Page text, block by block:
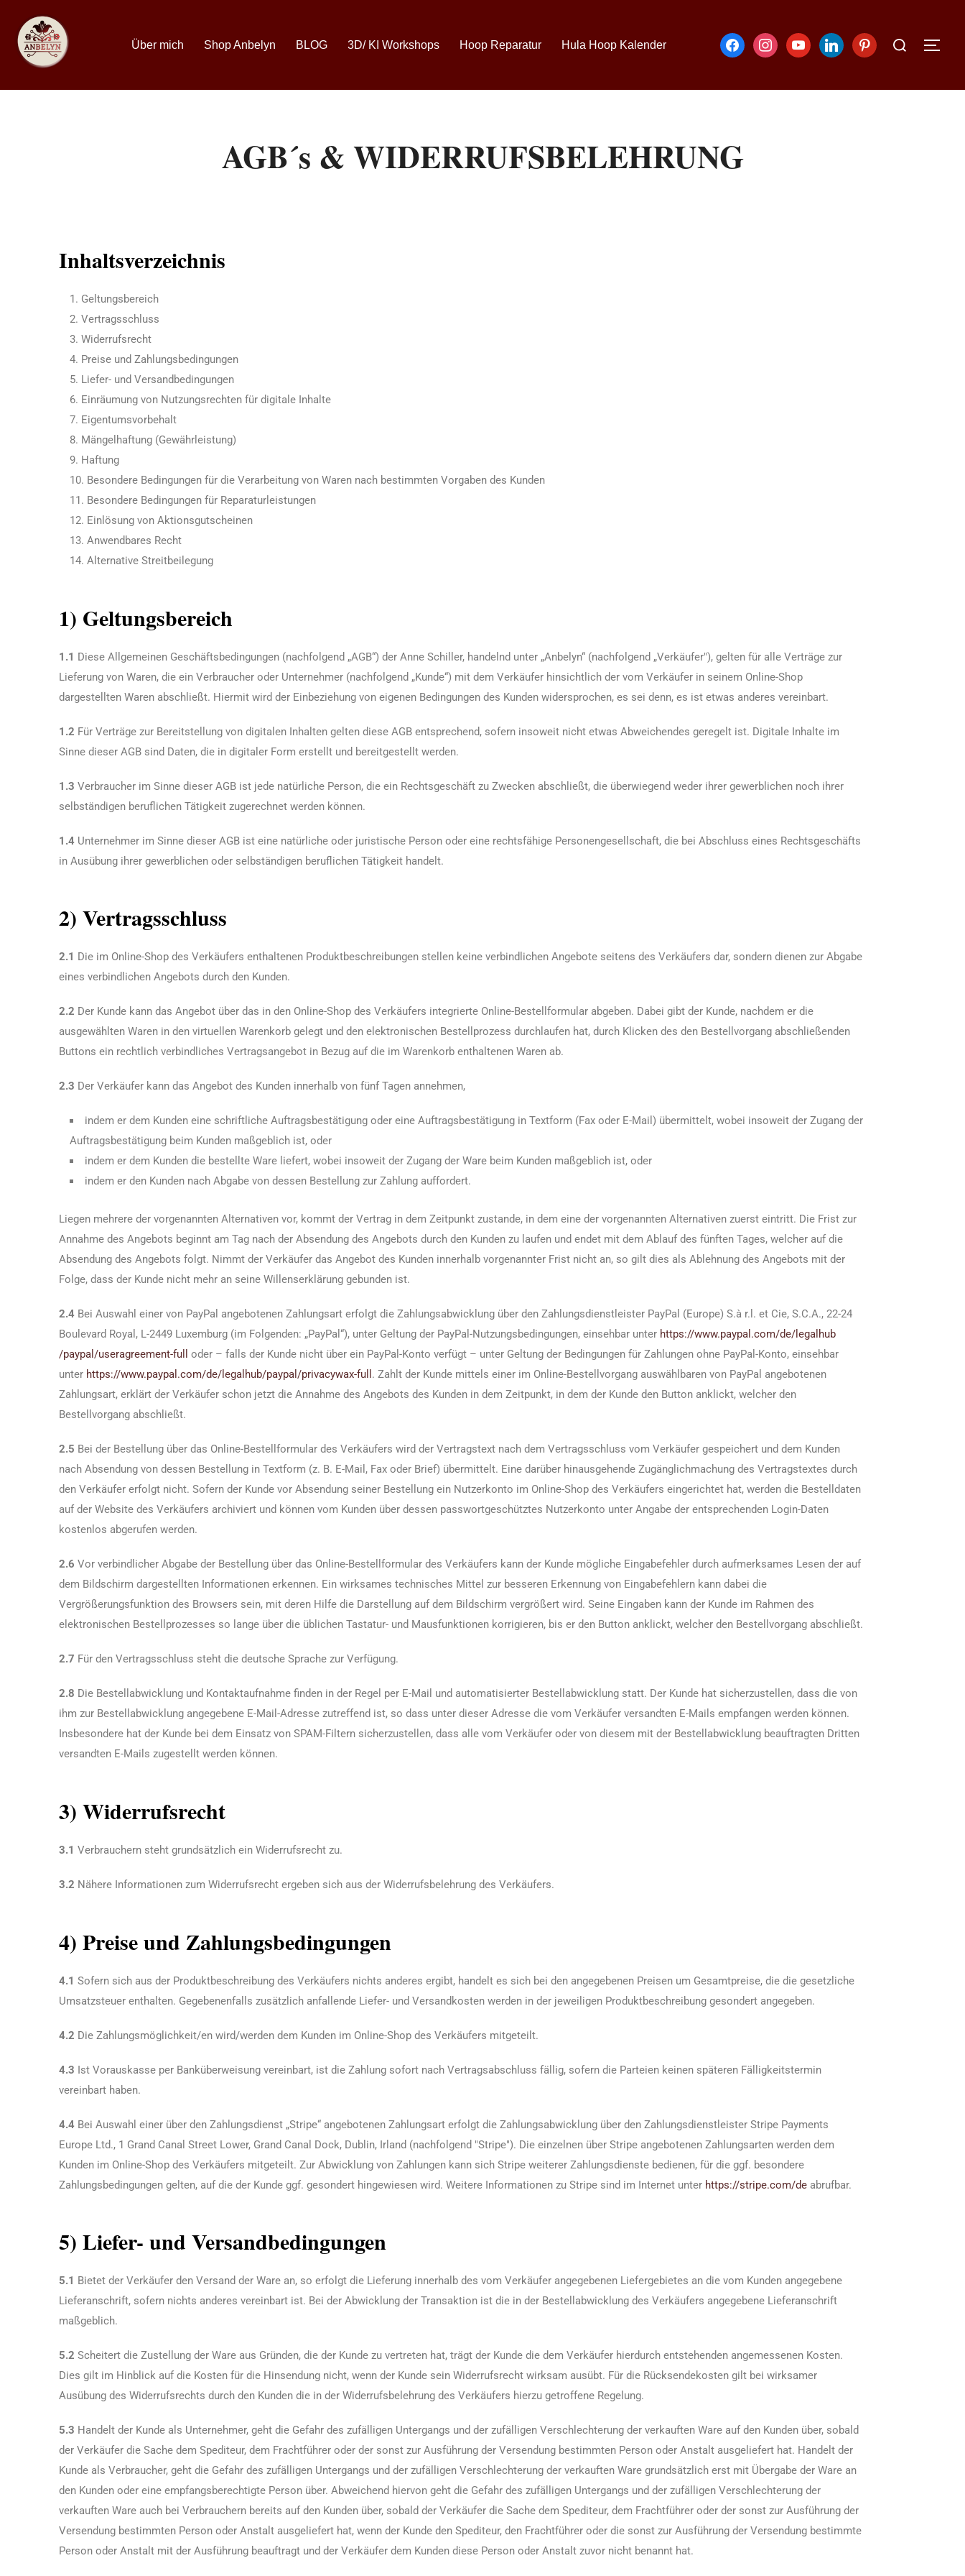
Über mich Shop Anbelyn BLOG 3D/ KI Workshops Hoop Reparatur Hula Hoop Kalender
AGB´s & WIDERRUFSBELEHRUNG
Inhaltsverzeichnis
Geltungsbereich
Vertragsschluss
Widerrufsrecht
Preise und Zahlungsbedingungen
Liefer- und Versandbedingungen
Einräumung von Nutzungsrechten für digitale Inhalte
Eigentumsvorbehalt
Mängelhaftung (Gewährleistung)
Haftung
Besondere Bedingungen für die Verarbeitung von Waren nach bestimmten Vorgaben des Kunden
Besondere Bedingungen für Reparaturleistungen
Einlösung von Aktionsgutscheinen
Anwendbares Recht
Alternative Streitbeilegung
1) Geltungsbereich
1.1 Diese Allgemeinen Geschäftsbedingungen (nachfolgend „AGB“) der Anne Schiller, handelnd unter „Anbelyn“ (nachfolgend „Verkäufer"), gelten für alle Verträge zur
Lieferung von Waren, die ein Verbraucher oder Unternehmer (nachfolgend „Kunde“) mit dem Verkäufer hinsichtlich der vom Verkäufer in seinem Online-Shop
dargestellten Waren abschließt. Hiermit wird der Einbeziehung von eigenen Bedingungen des Kunden widersprochen, es sei denn, es ist etwas anderes vereinbart.
1.2 Für Verträge zur Bereitstellung von digitalen Inhalten gelten diese AGB entsprechend, sofern insoweit nicht etwas Abweichendes geregelt ist. Digitale Inhalte im
Sinne dieser AGB sind Daten, die in digitaler Form erstellt und bereitgestellt werden.
1.3 Verbraucher im Sinne dieser AGB ist jede natürliche Person, die ein Rechtsgeschäft zu Zwecken abschließt, die überwiegend weder ihrer gewerblichen noch ihrer
selbständigen beruflichen Tätigkeit zugerechnet werden können.
1.4 Unternehmer im Sinne dieser AGB ist eine natürliche oder juristische Person oder eine rechtsfähige Personengesellschaft, die bei Abschluss eines Rechtsgeschäfts
in Ausübung ihrer gewerblichen oder selbständigen beruflichen Tätigkeit handelt.
2) Vertragsschluss
2.1 Die im Online-Shop des Verkäufers enthaltenen Produktbeschreibungen stellen keine verbindlichen Angebote seitens des Verkäufers dar, sondern dienen zur Abgabe
eines verbindlichen Angebots durch den Kunden.
2.2 Der Kunde kann das Angebot über das in den Online-Shop des Verkäufers integrierte Online-Bestellformular abgeben. Dabei gibt der Kunde, nachdem er die
ausgewählten Waren in den virtuellen Warenkorb gelegt und den elektronischen Bestellprozess durchlaufen hat, durch Klicken des den Bestellvorgang abschließenden
Buttons ein rechtlich verbindliches Vertragsangebot in Bezug auf die im Warenkorb enthaltenen Waren ab.
2.3 Der Verkäufer kann das Angebot des Kunden innerhalb von fünf Tagen annehmen,
indem er dem Kunden eine schriftliche Auftragsbestätigung oder eine Auftragsbestätigung in Textform (Fax oder E-Mail) übermittelt, wobei insoweit der Zugang der
Auftragsbestätigung beim Kunden maßgeblich ist, oder
indem er dem Kunden die bestellte Ware liefert, wobei insoweit der Zugang der Ware beim Kunden maßgeblich ist, oder
indem er den Kunden nach Abgabe von dessen Bestellung zur Zahlung auffordert.
Liegen mehrere der vorgenannten Alternativen vor, kommt der Vertrag in dem Zeitpunkt zustande, in dem eine der vorgenannten Alternativen zuerst eintritt. Die Frist zur
Annahme des Angebots beginnt am Tag nach der Absendung des Angebots durch den Kunden zu laufen und endet mit dem Ablauf des fünften Tages, welcher auf die
Absendung des Angebots folgt. Nimmt der Verkäufer das Angebot des Kunden innerhalb vorgenannter Frist nicht an, so gilt dies als Ablehnung des Angebots mit der
Folge, dass der Kunde nicht mehr an seine Willenserklärung gebunden ist.
2.4 Bei Auswahl einer von PayPal angebotenen Zahlungsart erfolgt die Zahlungsabwicklung über den Zahlungsdienstleister PayPal (Europe) S.à r.l. et Cie, S.C.A., 22-24
Boulevard Royal, L-2449 Luxemburg (im Folgenden: „PayPal“), unter Geltung der PayPal-Nutzungsbedingungen, einsehbar unter https://www.paypal.com/de/legalhub
/paypal /useragreement-full
oder – falls der Kunde nicht über ein PayPal-Konto verfügt – unter Geltung der Bedingungen für Zahlungen ohne PayPal-Konto, einsehbar
unter https://www.paypal.com/de/legalhub/paypal /privacywax-full . Zahlt der Kunde mittels einer im Online-Bestellvorgang auswählbaren von PayPal angebotenen
Zahlungsart, erklärt der Verkäufer schon jetzt die Annahme des Angebots des Kunden in dem Zeitpunkt, in dem der Kunde den Button anklickt, welcher den
Bestellvorgang abschließt.
2.5 Bei der Bestellung über das Online-Bestellformular des Verkäufers wird der Vertragstext nach dem Vertragsschluss vom Verkäufer gespeichert und dem Kunden
nach Absendung von dessen Bestellung in Textform (z. B. E-Mail, Fax oder Brief) übermittelt. Eine darüber hinausgehende Zugänglichmachung des Vertragstextes durch
den Verkäufer erfolgt nicht. Sofern der Kunde vor Absendung seiner Bestellung ein Nutzerkonto im Online-Shop des Verkäufers eingerichtet hat, werden die Bestelldaten
auf der Website des Verkäufers archiviert und können vom Kunden über dessen passwortgeschütztes Nutzerkonto unter Angabe der entsprechenden Login-Daten
kostenlos abgerufen werden.
2.6 Vor verbindlicher Abgabe der Bestellung über das Online-Bestellformular des Verkäufers kann der Kunde mögliche Eingabefehler durch aufmerksames Lesen der auf
dem Bildschirm dargestellten Informationen erkennen. Ein wirksames technisches Mittel zur besseren Erkennung von Eingabefehlern kann dabei die
Vergrößerungsfunktion des Browsers sein, mit deren Hilfe die Darstellung auf dem Bildschirm vergrößert wird. Seine Eingaben kann der Kunde im Rahmen des
elektronischen Bestellprozesses so lange über die üblichen Tastatur- und Mausfunktionen korrigieren, bis er den Button anklickt, welcher den Bestellvorgang abschließt.
2.7 Für den Vertragsschluss steht die deutsche Sprache zur Verfügung.
2.8 Die Bestellabwicklung und Kontaktaufnahme finden in der Regel per E-Mail und automatisierter Bestellabwicklung statt. Der Kunde hat sicherzustellen, dass die von
ihm zur Bestellabwicklung angegebene E-Mail-Adresse zutreffend ist, so dass unter dieser Adresse die vom Verkäufer versandten E-Mails empfangen werden können.
Insbesondere hat der Kunde bei dem Einsatz von SPAM-Filtern sicherzustellen, dass alle vom Verkäufer oder von diesem mit der Bestellabwicklung beauftragten Dritten
versandten E-Mails zugestellt werden können.
3) Widerrufsrecht
3.1 Verbrauchern steht grundsätzlich ein Widerrufsrecht zu.
3.2 Nähere Informationen zum Widerrufsrecht ergeben sich aus der Widerrufsbelehrung des Verkäufers.
4) Preise und Zahlungsbedingungen
4.1 Sofern sich aus der Produktbeschreibung des Verkäufers nichts anderes ergibt, handelt es sich bei den angegebenen Preisen um Gesamtpreise, die die gesetzliche
Umsatzsteuer enthalten. Gegebenenfalls zusätzlich anfallende Liefer- und Versandkosten werden in der jeweiligen Produktbeschreibung gesondert angegeben.
4.2 Die Zahlungsmöglichkeit/en wird/werden dem Kunden im Online-Shop des Verkäufers mitgeteilt.
4.3 Ist Vorauskasse per Banküberweisung vereinbart, ist die Zahlung sofort nach Vertragsabschluss fällig, sofern die Parteien keinen späteren Fälligkeitstermin
vereinbart haben.
4.4 Bei Auswahl einer über den Zahlungsdienst „Stripe“ angebotenen Zahlungsart erfolgt die Zahlungsabwicklung über den Zahlungsdienstleister Stripe Payments
Europe Ltd., 1 Grand Canal Street Lower, Grand Canal Dock, Dublin, Irland (nachfolgend "Stripe"). Die einzelnen über Stripe angebotenen Zahlungsarten werden dem
Kunden im Online-Shop des Verkäufers mitgeteilt. Zur Abwicklung von Zahlungen kann sich Stripe weiterer Zahlungsdienste bedienen, für die ggf. besondere
Zahlungsbedingungen gelten, auf die der Kunde ggf. gesondert hingewiesen wird. Weitere Informationen zu Stripe sind im Internet unter https://stripe.com/de abrufbar.
5) Liefer- und Versandbedingungen
5.1 Bietet der Verkäufer den Versand der Ware an, so erfolgt die Lieferung innerhalb des vom Verkäufer angegebenen Liefergebietes an die vom Kunden angegebene
Lieferanschrift, sofern nichts anderes vereinbart ist. Bei der Abwicklung der Transaktion ist die in der Bestellabwicklung des Verkäufers angegebene Lieferanschrift
maßgeblich.
5.2 Scheitert die Zustellung der Ware aus Gründen, die der Kunde zu vertreten hat, trägt der Kunde die dem Verkäufer hierdurch entstehenden angemessenen Kosten.
Dies gilt im Hinblick auf die Kosten für die Hinsendung nicht, wenn der Kunde sein Widerrufsrecht wirksam ausübt. Für die Rücksendekosten gilt bei wirksamer
Ausübung des Widerrufsrechts durch den Kunden die in der Widerrufsbelehrung des Verkäufers hierzu getroffene Regelung.
5.3 Handelt der Kunde als Unternehmer, geht die Gefahr des zufälligen Untergangs und der zufälligen Verschlechterung der verkauften Ware auf den Kunden über, sobald
der Verkäufer die Sache dem Spediteur, dem Frachtführer oder der sonst zur Ausführung der Versendung bestimmten Person oder Anstalt ausgeliefert hat. Handelt der
Kunde als Verbraucher, geht die Gefahr des zufälligen Untergangs und der zufälligen Verschlechterung der verkauften Ware grundsätzlich erst mit Übergabe der Ware an
den Kunden oder eine empfangsberechtigte Person über. Abweichend hiervon geht die Gefahr des zufälligen Untergangs und der zufälligen Verschlechterung der
verkauften Ware auch bei Verbrauchern bereits auf den Kunden über, sobald der Verkäufer die Sache dem Spediteur, dem Frachtführer oder der sonst zur Ausführung der
Versendung bestimmten Person oder Anstalt ausgeliefert hat, wenn der Kunde den Spediteur, den Frachtführer oder die sonst zur Ausführung der Versendung bestimmte
Person oder Anstalt mit der Ausführung beauftragt und der Verkäufer dem Kunden diese Person oder Anstalt zuvor nicht benannt hat.